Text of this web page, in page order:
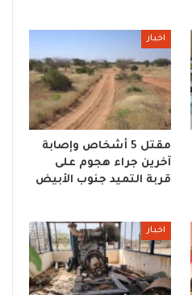
اخبار
مقتل 5 أشخاص وإصابة
آخرين جراء هجوم على
قربة التميد جنوب الأبيض
اخبار